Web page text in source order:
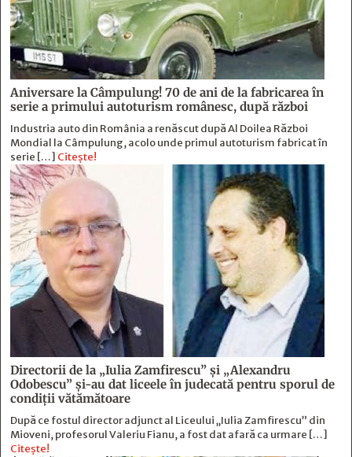
Aniversare la Câmpulung! 70 de ani de la fabricarea în
serie a primului autoturism românesc, după război
Industria auto din România a renăscut după Al Doilea Război
Mondial la Câmpulung, acolo unde primul autoturism fabricat în
serie […] Citește!
Directorii de la „Iulia Zamfirescu” și „Alexandru
Odobescu” și-au dat liceele în judecată pentru sporul de
condiții vătămătoare
După ce fostul director adjunct al Liceului „Iulia Zamfirescu” din
Mioveni, profesorul Valeriu Fianu, a fost dat afară ca urmare […]
Citește!